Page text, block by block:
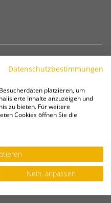
Datenschutzbestimmungen
platzieren, um
Inhalte anzuzeigen und
zu bieten. Für weitere
Cookies öffnen Sie die
Nein, anpassen